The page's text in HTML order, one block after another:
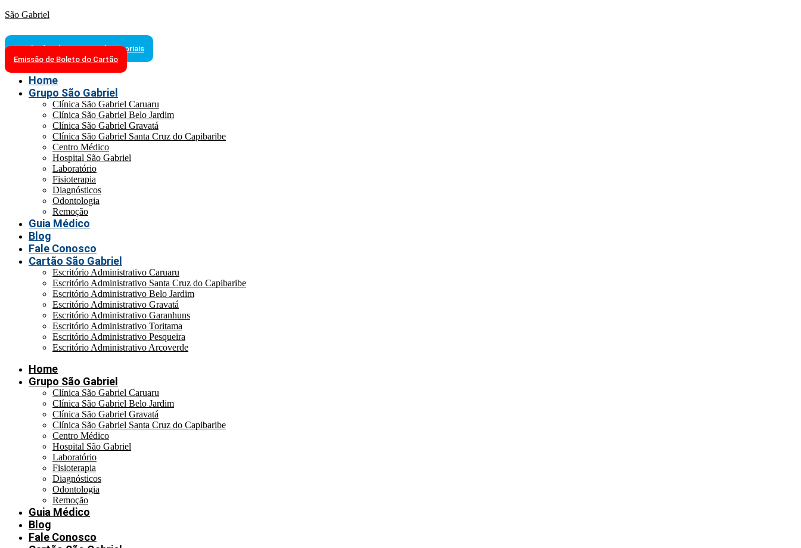
São Gabriel
Resultados de Exames Laboratoriais
Emissão de Boleto do Cartão
Home
Grupo São Gabriel
Clínica São Gabriel Caruaru
Clínica São Gabriel Belo Jardim
Clínica São Gabriel Gravatá
Clínica São Gabriel Santa Cruz do Capibaribe
Centro Médico
Hospital São Gabriel
Laboratório
Fisioterapia
Diagnósticos
Odontologia
Remoção
Guia Médico
Blog
Fale Conosco
Cartão São Gabriel
Escritório Administrativo Caruaru
Escritório Administrativo Santa Cruz do Capibaribe
Escritório Administrativo Belo Jardim
Escritório Administrativo Gravatá
Escritório Administrativo Garanhuns
Escritório Administrativo Toritama
Escritório Administrativo Pesqueira
Escritório Administrativo Arcoverde
Home
Grupo São Gabriel
Clínica São Gabriel Caruaru
Clínica São Gabriel Belo Jardim
Clínica São Gabriel Gravatá
Clínica São Gabriel Santa Cruz do Capibaribe
Centro Médico
Hospital São Gabriel
Laboratório
Fisioterapia
Diagnósticos
Odontologia
Remoção
Guia Médico
Blog
Fale Conosco